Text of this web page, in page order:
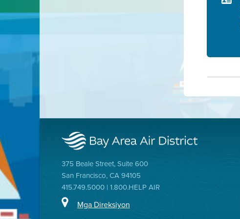
375 Beale Street, Suite 600
San Francisco, CA 94105
415.749.5000 | 1.800.HELP AIR
Mga Direksiyon